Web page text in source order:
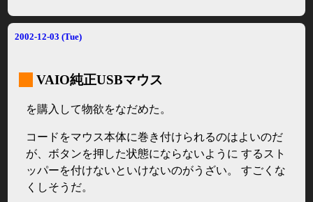
2002-12-03 (Tue)
VAIO純正USBマウス
を購入して物欲をなだめた。
コードをマウス本体に巻き付けられるのはよいのだ
が、ボタンを押した状態にならないように するスト
ッパーを付けないといけないのがうざい。 すごくな
くしそうだ。